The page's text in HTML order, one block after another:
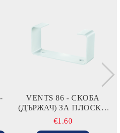
VENTS 86 - СКОБА
(ДЪРЖАЧ) ЗА ПЛОСКИ
ВЪЗДУХОВОДИ
€1.60